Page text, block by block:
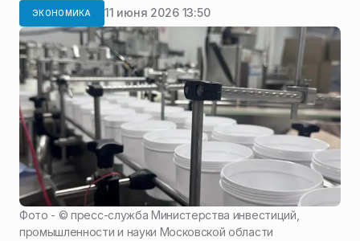
ЭКОНОМИКА 11 июня 2026 13:50
Фото - ©пресс-служба Министерства инвестиций,
промышленности и науки Московской области